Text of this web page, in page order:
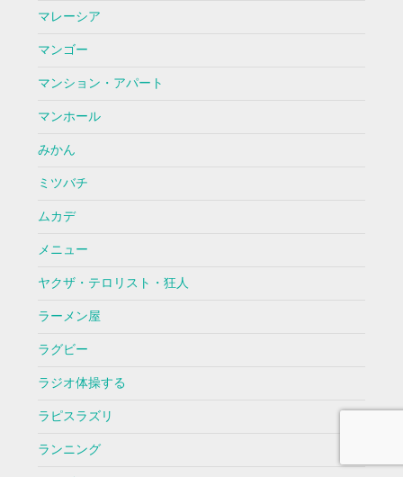
マレーシア
マンゴー
マンション・アパート
マンホール
みかん
ミツバチ
ムカデ
メニュー
ヤクザ・テロリスト・狂人
ラーメン屋
ラグビー
ラジオ体操する
ラピスラズリ
ランニング